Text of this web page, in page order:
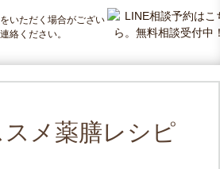
いただく場合がござい
絡ください。
メ薬膳レシピ